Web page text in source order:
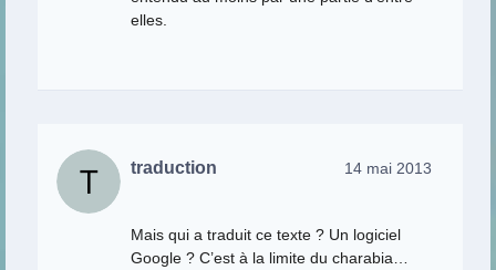
elles.
traduction 14 mai 2013
Mais qui a traduit ce texte ? Un logiciel
Google ? C’est à la limite du charabia…